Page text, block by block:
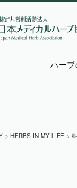
ハー
> HERBS IN MY LIFE >